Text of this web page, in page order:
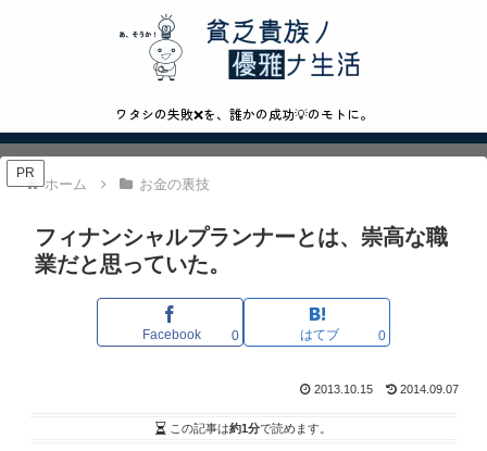
ワタシの失敗❌を、誰かの成功💡のモトに。
PR
ホーム お金の裏技
フィナンシャルプランナーとは、崇高な職
業だと思っていた。
Facebook 0 はてブ 0
2013.10.15 2014.09.07
この記事は約1分で読めます。